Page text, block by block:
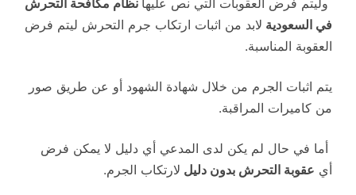
وليتم فرض العقوبات التي نص عليها نظام مكافحة التحرش
في السعودية لابد من اثبات ارتكاب جرم التحرش ليتم فرض
العقوبة المناسبة.
يتم اثبات الجرم من خلال شهادة الشهود أو عن طريق صور
من كاميرات المراقبة.
أما في حال لم يكن لدى المدعي أي دليل لا يمكن فرض
أي عقوبة التحرش بدون دليل لارتكاب الجرم.